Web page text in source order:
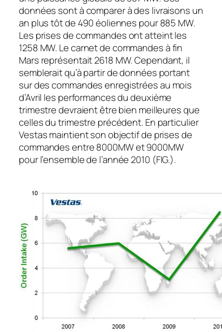
données sont à comparer à des livraisons un
an plus tôt de 490 éoliennes pour 885 MW.
Les prises de commandes ont atteint les
1258 MW. Le carnet de commandes à fin
Mars représentait 2618 MW. Cependant, il
semblerait qu’à partir de données portant
sur des commandes enregistrées au mois
d’Avril les performances du deuxième
trimestre devraient être bien meilleures que
celles du trimestre précédent. En particulier
Vestas maintient son objectif de prises de
commandes entre 8000MW et 9000MW
pour l’ensemble de l’année 2010 (FIG.).